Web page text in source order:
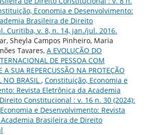
Economia e Desenvolvimento:
Brasileira de Direito
Curitiba, v. 8, n. 14, jan./jul. 2016.
Sheyla Campos Pinheiro, Maria
Tavares, A EVOLUÇÃO DO
DE PESSOA COM
A SUA REPERCUSSÃO NA PROTEÇÃO
NO BRASIL , Constituição, Economia e
Revista Eletrônica da Academia
Constitucional : v. 16 n. 30 (2024):
e Desenvolvimento: Revista
Brasileira de Direito